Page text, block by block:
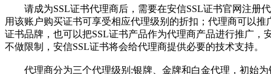
请成为SSL证书代理商后，需要在安信SSL证书官网注册
用该账户购买证书可享受相应代理级别的折扣；代理商可以推
证书品牌，也可以把SSL证书产品作为代理商产品进行推广，
不做限制，安信SSL证书将会给代理商提供必要的技术支持。
代理商分为三个代理级别:银牌、金牌和白金代理，初始为